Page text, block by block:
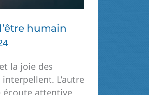
humain
la joie des
L’autre
écoute attentive